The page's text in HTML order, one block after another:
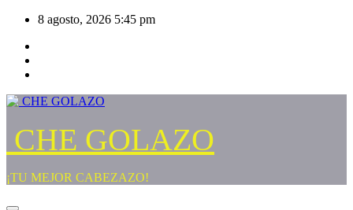
Saltar
contenido
8 agosto, 2026 5:45 pm
CHE GOLAZO
¡TU MEJOR CABEZAZO!